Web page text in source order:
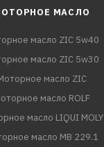
МАСЛО
масло ZIC 5w40
масло ZIC 5w30
масло ZIC
масло ROLF
масло LIQUI MOLY
масло MB 229.1